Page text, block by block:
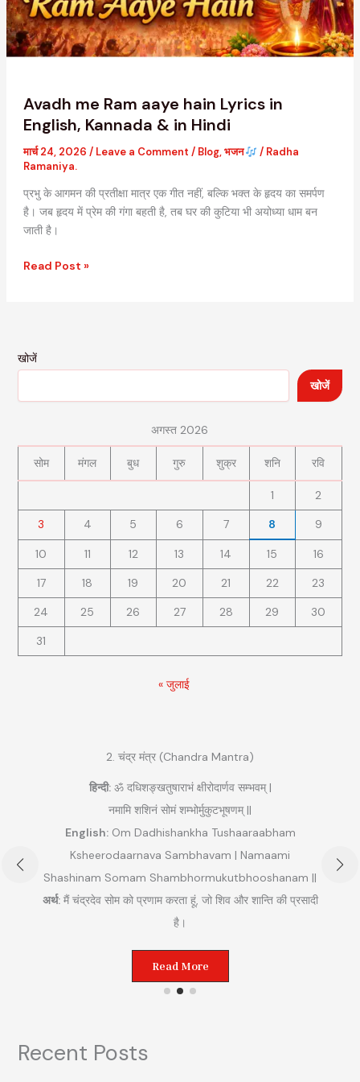
Avadh me Ram aaye hain Lyrics in
English, Kannada & in Hindi
मार्च 24, 2026 / Leave a Comment / Blog,भजन / Radha
Ramaniya.
प्रभु के आगमन की प्रतीक्षा मात्र एक गीत नहीं, बल्कि भक्त के हृदय का समर्पण
है। जब हृदय में प्रेम की गंगा बहती है, तब घर की कुटिया भी अयोध्या धाम बन
जाती है।
in
English,
Kannada
&
Hindi
Read Post »
खोजें
खोजें
अगस्त 2026
सोम मंगल बुध गुरु शुक्र शनि रवि
1
2
3
4 5 6 7 8 9
10 11 12 13 14 15
16
17
18 19 20 21 22
23
24
25 26 27 28 29
30
31
« जुलाई
2. चंद्र मंत्र (Chandra Mantra)
हिन्दी:ॐ दधिशङ्खतुषाराभं क्षीरोदार्णव सम्भवम् |
नमामि शशिनं सोमं शम्भोर्मुकुटभूषणम् ||
English:Om Dadhishankha Tushaaraabham
Ksheerodaarnava Sambhavam | Namaami
Shashinam Somam Shambhormukutbhooshanam ||
अर्थ:मैं चंद्रदेव सोम को प्रणाम करता हूं, जो शिव और शान्ति की प्रसादी
है।
Read More
Recent Posts